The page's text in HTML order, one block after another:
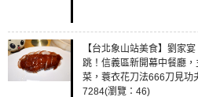
【台北象山站美食】劉家
跳！信義區新開幕中餐廳
菜，蓑衣花刀法666刀見功
7284(瀏覽：46)